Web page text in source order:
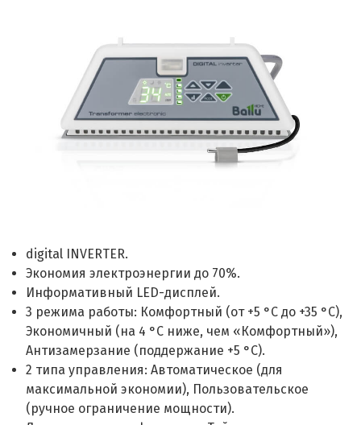
digital INVERTER.
Экономия электроэнергии до 70%.
Информативный LED-дисплей.
3 режима работы: Комфортный (от +5 °C до +35 °C),
Экономичный (на 4 °C ниже, чем «Комфортный»),
Антизамерзание (поддержание +5 °C).
2 типа управления: Автоматическое (для
максимальной экономии), Пользовательское
(ручное ограничение мощности).